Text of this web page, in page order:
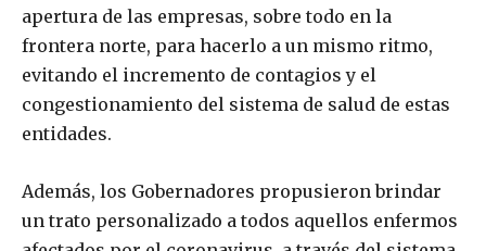
apertura de las empresas, sobre todo en la
frontera norte, para hacerlo a un mismo ritmo,
evitando el incremento de contagios y el
congestionamiento del sistema de salud de estas
entidades.
Además, los Gobernadores propusieron brindar
un trato personalizado a todos aquellos enfermos